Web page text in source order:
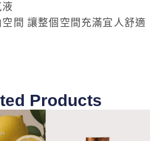
間 讓整個空間充滿宜人舒適
Products